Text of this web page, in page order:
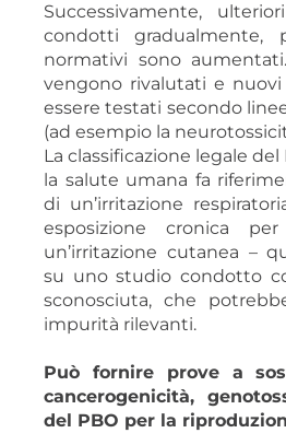
Successivamente,
condotti gradualmente,
normativi sono
vengono rivalutati e
essere testati secondo
(ad esempio la
La classificazione legale
la salute umana fa
di un’irritazione
esposizione cronica
un’irritazione cutanea –
su uno studio condotto
sconosciuta, che
impurità rilevanti.
Può fornire prove a
cancerogenicità,
del PBO per la